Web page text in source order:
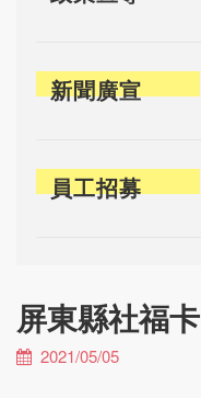
新聞廣宣
員工招募
屏東縣社福卡
2021/05/05